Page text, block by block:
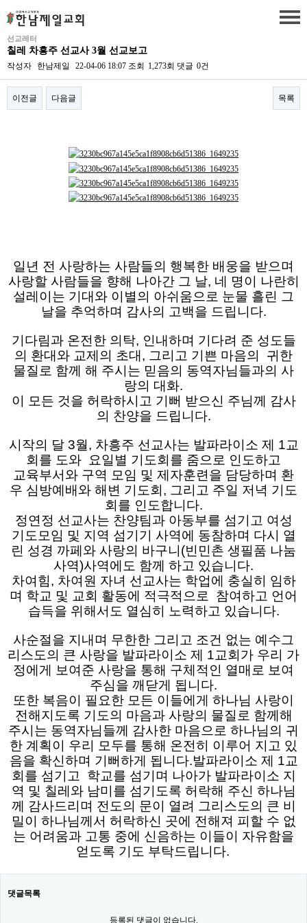
선교레터
칠레 차흥주 선교사 3월 선교보고
작성자 한남제일 22-04-06 18:07 조회 1,273회 댓글 0건
이전글 다음글 목록
일년 전 사랑하는 사람들의 행복한 배웅을 받으며
사랑할 사람들을 향해 나아간 그 날, 네 명이 나란히
설레이는 기대와 이별의 아쉬움으로 눈물 흘린 그
날을 추억하며 감사의 고백을 드립니다.
기다림과 온전한 의탁, 인내하며 기다려 준 성도들
의 환대와 교제의 초대, 그리고 기쁜 마음의 귀한
물질로 함께 해 주시는 믿음의 동역자님들과의 사
랑의 대화.
이 모든 것을 허락하시고 기뻐 받으신 주님께 감사
의 찬양을 드립니다.
시작의 달 3월, 차흥주 선교사는 발파라이소 제 1교
회를 도와 요일별 기도회를 줌으로 인도하고
교육부서와 구역 모임 및 제자훈련을 담당하며 환
우 심방예배와 해변 기도회, 그리고 주일 저녁 기도
회를 인도합니다.
정연정 선교사는 찬양팀과 아동부를 섬기고 여성
기도모임 및 지역 섬기기 사역에 동참하며 다시 열
린 성경 까페와 사랑의 바구니(빈민촌 생필품 나눔
사역)사역에도 함께 하고 있습니다.
차여힘, 차여원 자녀 선교사는 학업에 충실히 임하
며 학교 및 교회 활동에 적극적으로 참여하고 언어
습득을 위해서도 열심히 노력하고 있습니다.
사순절을 지내며 무한한 그리고 조건 없는 예수그
리스도의 큰 사랑을 발파라이소 제 1교회가 우리 가
정에게 보여준 사랑을 통해 구체적인 열매로 보여
주심을 깨닫게 됩니다.
또한 복음이 필요한 모든 이들에게 하나님 사랑이
전해지도록 기도의 마음과 사랑의 물질로 함께해
주시는 동역자님들께 감사한 마음으로 하나님의 귀
한 계획이 우리 모두를 통해 온전히 이루어 지고 있
음을 확신하며 기뻐하게 됩니다.발파라이소 제 1교
회를 섬기고 학교를 섬기며 나아가 발파라이소 지
역 및 칠레와 남미를 섬기도록 허락해 주신 하나님
께 감사드리며 전도의 문이 열려 그리스도의 큰 비
밀이 하나님께서 허락하신 곳에 전해져 피할 수 없
는 어려움과 고통 중에 신음하는 이들이 자유함을
얻도록 기도 부탁드립니다.
댓글목록
등록된 댓글이 없습니다.